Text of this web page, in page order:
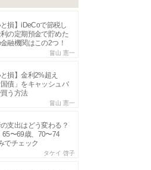
と損】iDeCoで節税し
の定期預金で貯めた
融機関はこの2つ！
畠山 憲一
と損】金利2%超え
国債」をキャッシュバ
う方法
畠山 憲一
支出はどう変わる？
65〜69歳、70〜74
でチェック
タケイ 啓子